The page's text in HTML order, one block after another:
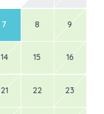
7 8 9
14 15 16
21 22 23